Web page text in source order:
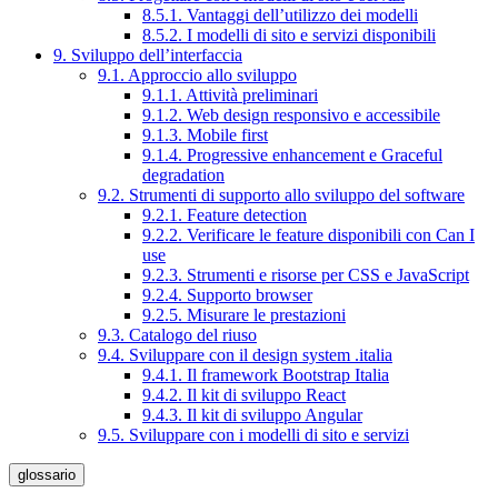
8.5.1. Vantaggi dell’utilizzo dei modelli
8.5.2. I modelli di sito e servizi disponibili
9. Sviluppo dell’interfaccia
9.1. Approccio allo sviluppo
9.1.1. Attività preliminari
9.1.2. Web design responsivo e accessibile
9.1.3. Mobile first
9.1.4. Progressive enhancement e Graceful
degradation
9.2. Strumenti di supporto allo sviluppo del software
9.2.1. Feature detection
9.2.2. Verificare le feature disponibili con Can I
use
9.2.3. Strumenti e risorse per CSS e JavaScript
9.2.4. Supporto browser
9.2.5. Misurare le prestazioni
9.3. Catalogo del riuso
9.4. Sviluppare con il design system .italia
9.4.1. Il framework Bootstrap Italia
9.4.2. Il kit di sviluppo React
9.4.3. Il kit di sviluppo Angular
9.5. Sviluppare con i modelli di sito e servizi
glossario